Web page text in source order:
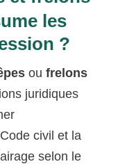
les
?
oufrelons
juridiques
civil et la
selon le